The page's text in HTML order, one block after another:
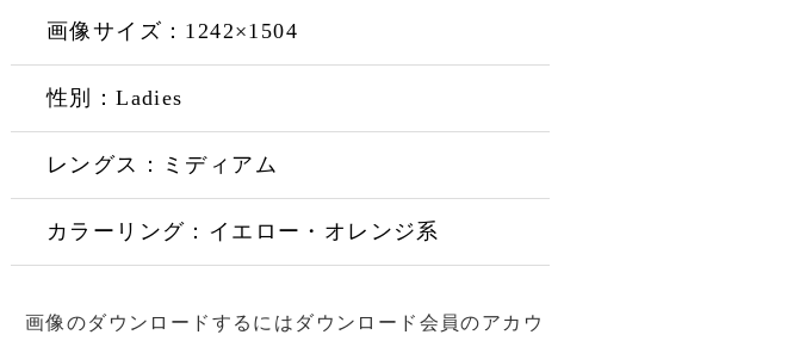
画像サイズ：1242×1504
性別：Ladies
レングス：ミディアム
カラーリング：イエロー・オレンジ系
画像のダウンロードするにはダウンロード会員のアカウ